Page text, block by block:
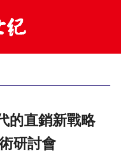
的直銷新戰略
研討會